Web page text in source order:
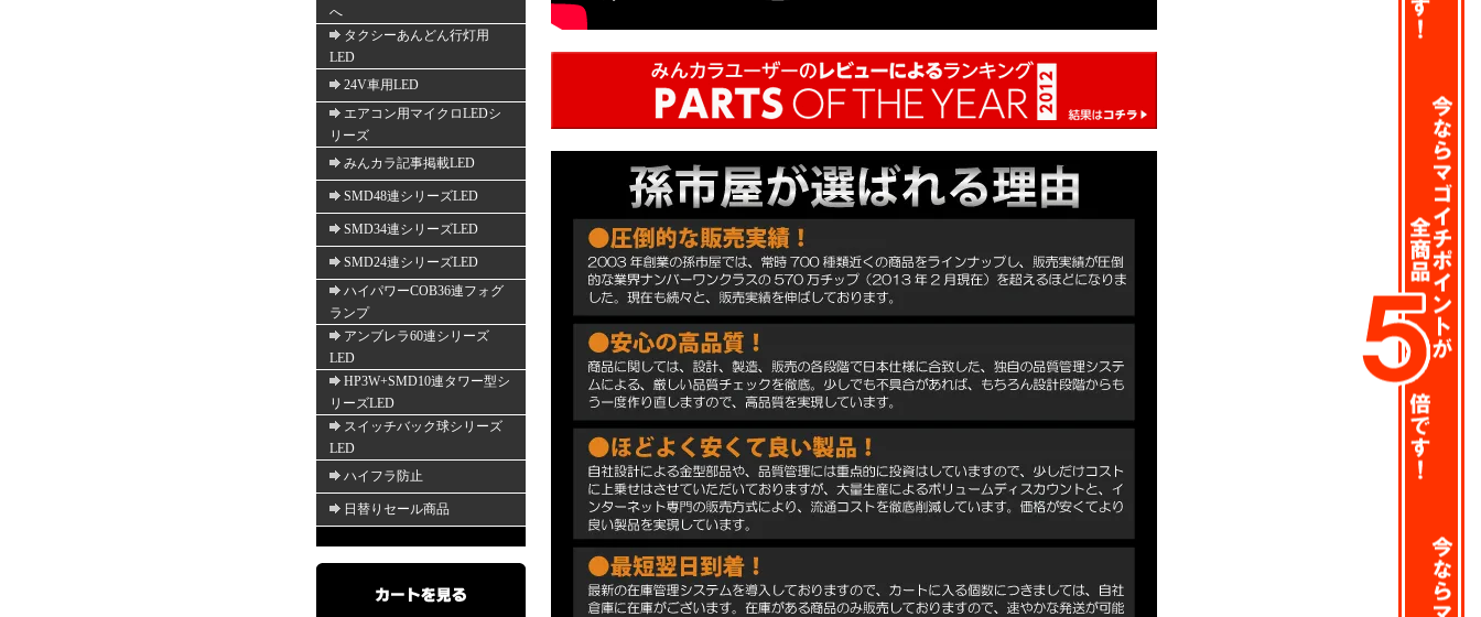
へ
タクシーあんどん行灯用
LED
24V車用LED
エアコン用マイクロLEDシ
リーズ
みんカラ記事掲載LED
SMD48連シリーズLED
SMD34連シリーズLED
SMD24連シリーズLED
ハイパワーCOB36連フォグ
ランプ
アンブレラ60連シリーズ
LED
HP3W+SMD10連タワー型シ
リーズLED
スイッチバック球シリーズ
LED
ハイフラ防止
日替りセール商品